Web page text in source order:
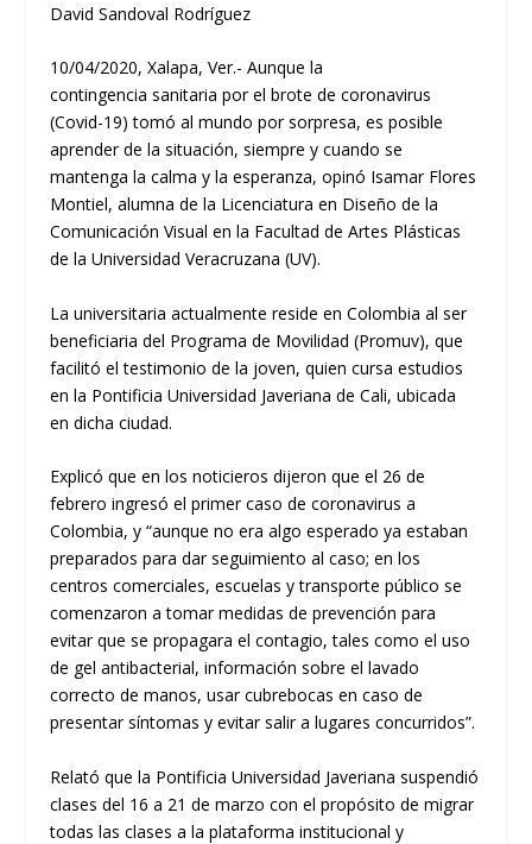
David Sandoval Rodríguez
10/04/2020, Xalapa, Ver.- Aunque la
contingenciasanitariapor el brote de coronavirus
(Covid-19)tomó al mundo por sorpresa,es posible
aprender de la situación, siempre y cuando se
mantenga la calma y la esperanza, opinó Isamar Flores
Montiel, alumnade la Licenciatura en Diseño de la
Comunicación Visual en la Facultad de Artes Plásticas
de la Universidad Veracruzana (UV).
La universitaria actualmente reside en Colombia al ser
beneficiaria del Programa de Movilidad(Promuv), que
facilitó el testimonio de la joven, quien cursa estudios
en la Pontificia Universidad JaverianadeCali,ubicada
endichaciudad.
Explicó que en los noticieros dijeron que el 26 de
febrero ingresó el primercaso decoronavirus a
Colombia, y “aunque no era algo esperado ya estaban
preparados para dar seguimiento al caso; en los
centros comerciales, escuelas y transporte público se
comenzaron a tomar medidas de prevención para
evitar que se propagara el contagio, tales como el uso
de gel antibacterial, información sobre el lavado
correcto de manos, usar cubrebocas en caso de
presentar síntomas y evitar salir a lugares concurridos”.
Relató que la Pontificia Universidad Javeriana suspendió
clases del 16 a 21 de marzo con el propósito de migrar
todas las clases a la plataforma institucional y